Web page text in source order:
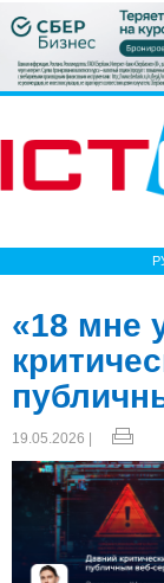
«18 мне
19.05.2026 |